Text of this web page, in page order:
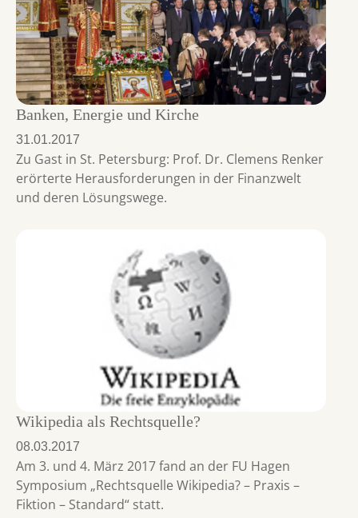
Banken, Energie und Kirche
31.01.2017
Zu Gast in St. Petersburg: Prof. Dr. Clemens Renker
erörterte Herausforderungen in der Finanzwelt
und deren Lösungswege.
Wikipedia als Rechtsquelle?
08.03.2017
Am 3. und 4. März 2017 fand an der FU Hagen
Symposium „Rechtsquelle Wikipedia? – Praxis –
Fiktion – Standard“ statt.